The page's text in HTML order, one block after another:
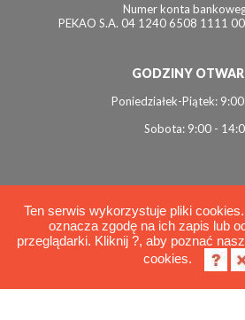
Numer konta
PEKAO S.A. 04 1240 6508 1111
GODZINY
Poniedziałek-Piątek:
Sobota: 9:00 -
© 2026 Interviol
Polityka cookies
Ten serwis wykorzystuje pliki
oznacza zgodę na ich zapis lub
przeglądarki. Kliknij ?, aby poznać
cookies.